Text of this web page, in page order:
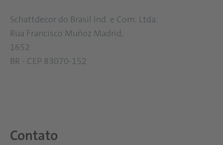
Schattdecor do Brasil Ind. e Com. Ltda.
Rua Francisco Muñoz Madrid,
1652
BR - CEP 83070-152
Contato